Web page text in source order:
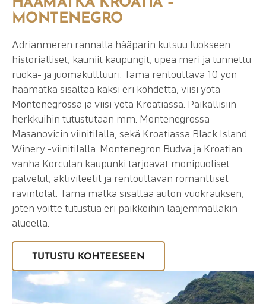
MONTENEGRO
Adrianmeren rannalla hääparin kutsuu luokseen
historialliset, kauniit kaupungit, upea meri ja tunnettu
ruoka- ja juomakulttuuri. Tämä rentouttava 10 yön
häämatka sisältää kaksi eri kohdetta, viisi yötä
Montenegrossa ja viisi yötä Kroatiassa. Paikallisiin
herkkuihin tutustutaan mm. Montenegrossa
Masanovicin viinitilalla, sekä Kroatiassa Black Island
Winery -viinitilalla. Montenegron Budva ja Kroatian
vanha Korculan kaupunki tarjoavat monipuoliset
palvelut, aktiviteetit ja rentouttavan romanttiset
ravintolat. Tämä matka sisältää auton vuokrauksen,
joten voitte tutustua eri paikkoihin laajemmallakin
alueella.
TUTUSTU KOHTEESEEN